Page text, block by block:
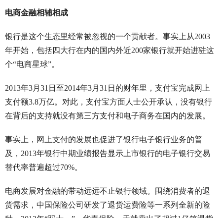
电商金融相辅相成
银行是这个生态里经常被忽视的一个贡献者。事实上从2003
年开始，包括四大行在内的国内外近200家银行就开始进驻这
个“电商星球”。
2013年3月31日至2014年3月31日的财年里，支付宝完成网上
支付额3.8万亿。对此，支付宝方面人士公开承认，没有银行
在背后的支持就没有第三方支付和电子商务在国内的发展。
事实上，网上支付的发展也促进了银行电子银行业务的普
及，2013年银行中期业绩报告显示上市银行的电子银行交易
替代率普遍超过70%。
电商发展对金融的带动远远不止银行领域。围绕消费者的退
货需求，中国保险公司研发了退货运费险等一系列全新的险